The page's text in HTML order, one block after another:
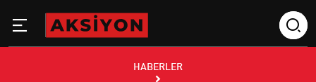
HABERLER